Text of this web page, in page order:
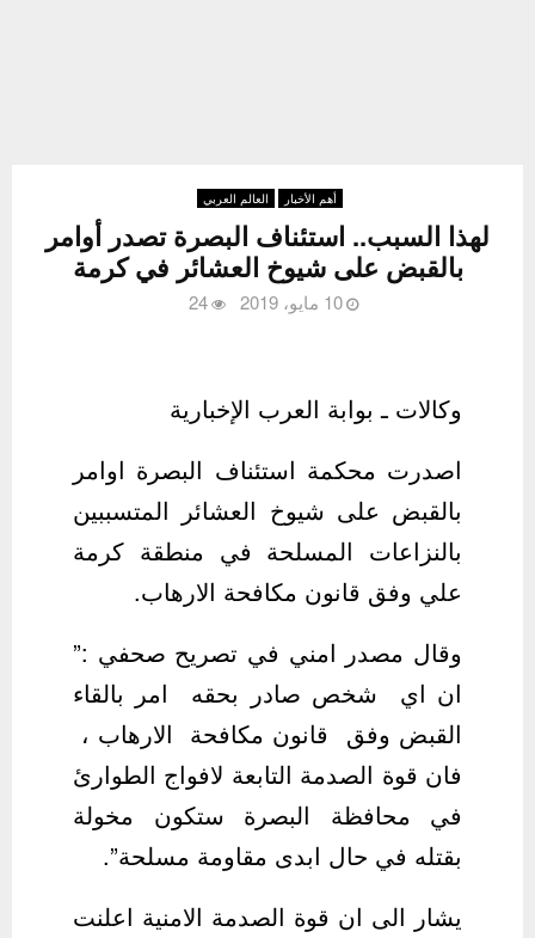
أهم الأخبار العالم العربي
لهذا السبب.. استئناف البصرة تصدر أوامر
بالقبض على شيوخ العشائر في كرمة
10 مايو، 2019 24
وكالات ـ بوابة العرب الإخبارية
اصدرت محكمة استئناف البصرة اوامر
بالقبض على شيوخ العشائر المتسببين
بالنزاعات المسلحة في منطقة كرمة
علي وفق قانون مكافحة الارهاب.
وقال مصدر امني في تصريح صحفي :”
ان اي شخص صادر بحقه امر بالقاء
القبض وفق قانون مكافحة الارهاب ،
فان قوة الصدمة التابعة لافواج الطوارئ
في محافظة البصرة ستكون مخولة
بقتله في حال ابدى مقاومة مسلحة”.
يشار الى ان قوة الصدمة الامنية اعلنت